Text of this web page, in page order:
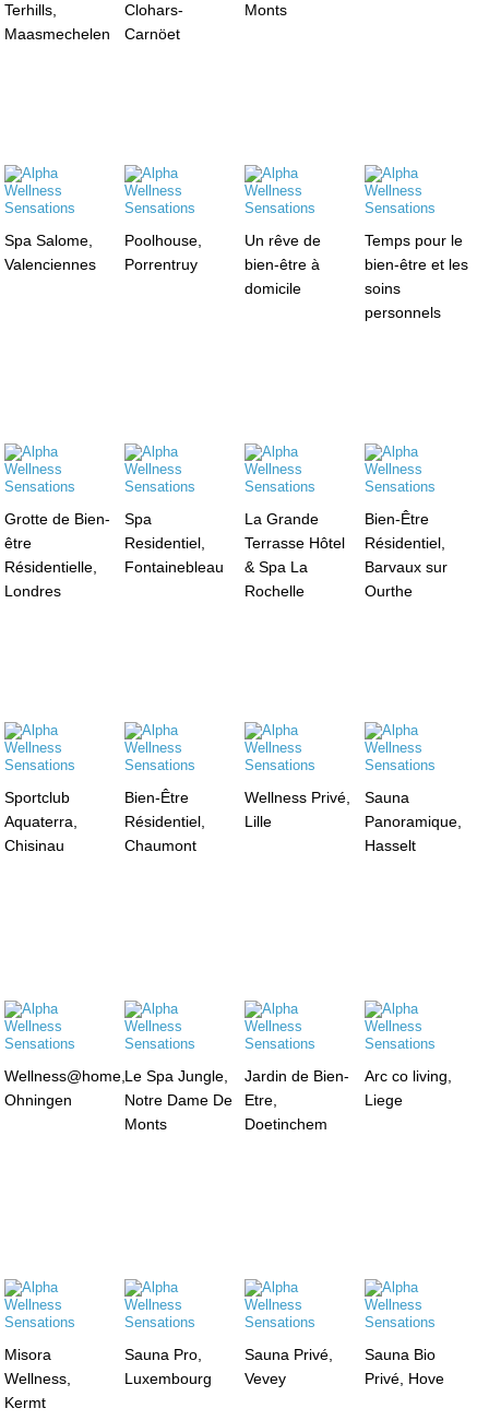
Terhills,
Maasmechelen
Clohars-
Carnöet
Monts
Spa Salome,
Valenciennes
Poolhouse,
Porrentruy
Un rêve de
bien-être à
domicile
Temps pour le
bien-être et les
soins
personnels
Grotte de Bien-
être
Résidentielle,
Londres
Spa
Residentiel,
Fontainebleau
La Grande
Terrasse Hôtel
& Spa La
Rochelle
Bien-Être
Résidentiel,
Barvaux sur
Ourthe
Sportclub
Aquaterra,
Chisinau
Bien-Être
Résidentiel,
Chaumont
Wellness Privé,
Lille
Sauna
Panoramique,
Hasselt
Wellness@home,
Ohningen
Le Spa Jungle,
Notre Dame De
Monts
Jardin de Bien-
Etre,
Doetinchem
Arc co living,
Liege
Misora
Wellness,
Kermt
Sauna Pro,
Luxembourg
Sauna Privé,
Vevey
Sauna Bio
Privé, Hove